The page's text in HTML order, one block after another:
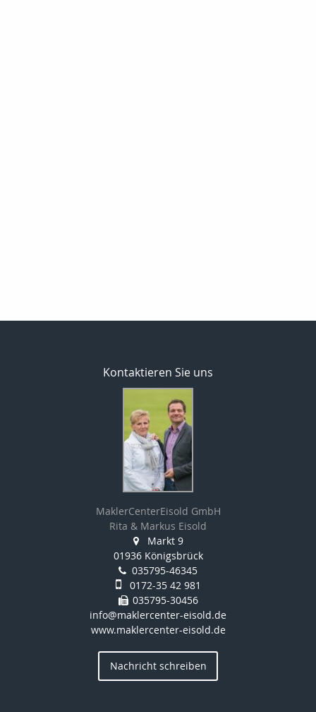
Kontaktieren Sie uns
MaklerCenterEisold GmbH
Rita & Markus Eisold
Markt 9
01936 Königsbrück
035795-46345
0172-35 42 981
035795-30456
info@maklercenter-eisold.de
www.maklercenter-eisold.de
Nachricht schreiben